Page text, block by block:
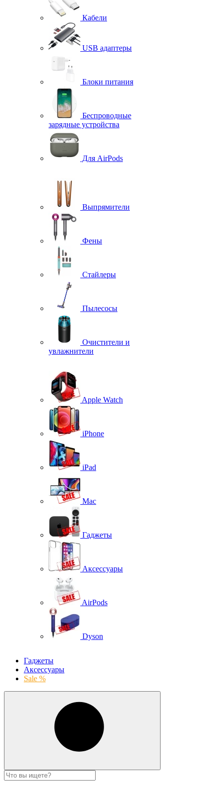
Кабели
USB адаптеры
Блоки питания
Беспроводные
зарядные устройства
Для AirPods
Выпрямители
Фены
Стайлеры
Пылесосы
Очистители и
увлажнители
Apple Watch
iPhone
iPad
Mac
Гаджеты
Аксессуары
AirPods
Dyson
Гаджеты
Аксессуары
Sale %